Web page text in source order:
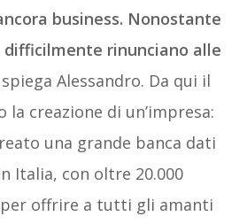
business. Nonostante
rinunciano alle
spiega Alessandro. Da qui il
la creazione di un’impresa:
una grande banca dati
Italia, con oltre 20.000
offrire a tutti gli amanti